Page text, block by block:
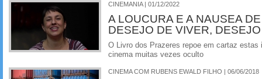
CINEMANIA | 01/12/2022
A LOUCURA E A NAUSEA
DESEJO DE VIVER,
O Livro dos Prazeres repoe em cartaz estas
cinema muitas vezes oculto
CINEMA COM RUBENS EWALD FILHO | 06/06/2018